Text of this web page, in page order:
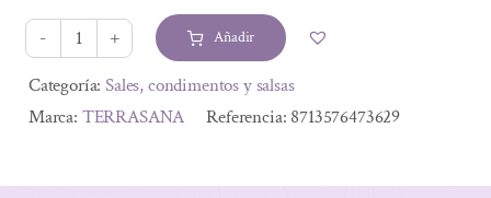
era:
6,35 €.
es:
6,03 €.
FURIKAKE
BIO
100G
Añadir
Alternative:
Categoría:Sales, condimentos y salsas
Marca: TERRASANA Referencia: 8713576473629